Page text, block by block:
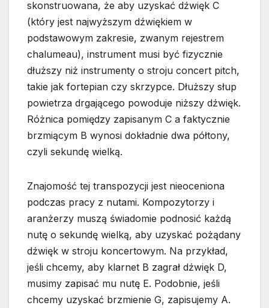
skonstruowana, że aby uzyskać dźwięk C
(który jest najwyższym dźwiękiem w
podstawowym zakresie, zwanym rejestrem
chalumeau), instrument musi być fizycznie
dłuższy niż instrumenty o stroju concert pitch,
takie jak fortepian czy skrzypce. Dłuższy słup
powietrza drgającego powoduje niższy dźwięk.
Różnica pomiędzy zapisanym C a faktycznie
brzmiącym B wynosi dokładnie dwa półtony,
czyli sekundę wielką.
Znajomość tej transpozycji jest nieoceniona
podczas pracy z nutami. Kompozytorzy i
aranżerzy muszą świadomie podnosić każdą
nutę o sekundę wielką, aby uzyskać pożądany
dźwięk w stroju koncertowym. Na przykład,
jeśli chcemy, aby klarnet B zagrał dźwięk D,
musimy zapisać mu nutę E. Podobnie, jeśli
chcemy uzyskać brzmienie G, zapisujemy A.